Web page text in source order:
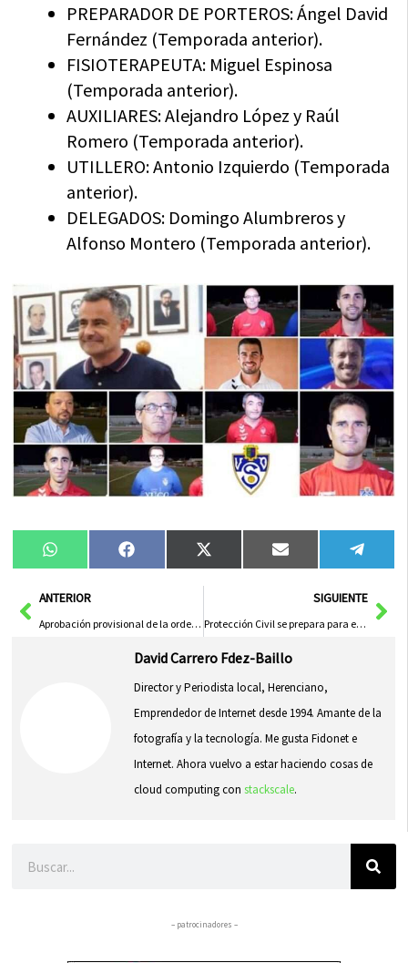
PREPARADOR DE PORTEROS: Ángel David
Fernández (Temporada anterior).
FISIOTERAPEUTA: Miguel Espinosa
(Temporada anterior).
AUXILIARES: Alejandro López y Raúl
Romero (Temporada anterior).
UTILLERO: Antonio Izquierdo (Temporada
anterior).
DELEGADOS: Domingo Alumbreros y
Alfonso Montero (Temporada anterior).
Compartir
en
WhatsAppCompartir
en
FacebookCompartir
en
X
(Twitter)
Compartir
en
Email
en
AntANTERIOR
Aprobación provisional de la ordenanza fiscal reguladora del precio público por la prestación del servicio de aparcamiento municipal
SIGUIENTE
Protección Civil se prepara para el Concierto de Melendi
David Carrero Fdez-Baillo
Director y Periodista local, Herenciano,
Emprendedor de Internet desde 1994. Amante de la
fotografía y la tecnología. Me gusta Fidonet e
Internet. Ahora vuelvo a estar haciendo cosas de
cloud computing con stackscale.
– patrocinadores –